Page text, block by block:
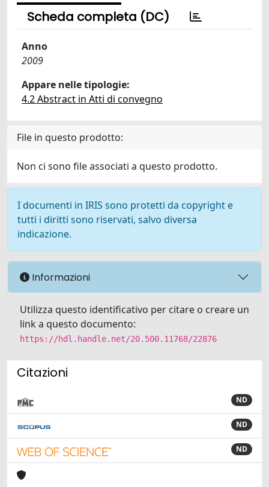
Scheda completa (DC)
Anno
2009
Appare nelle tipologie:
4.2 Abstract in Atti di convegno
File in questo prodotto:
Non ci sono file associati a questo prodotto.
I documenti in IRIS sono protetti da copyright e
tutti i diritti sono riservati, salvo diversa
indicazione.
Informazioni
Utilizza questo identificativo per citare o creare un
link a questo documento:
https://hdl.handle.net/20.500.11768/22876
Citazioni
ND
ND
ND